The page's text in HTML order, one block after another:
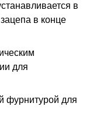
в
в конце
для
фурнитурой для